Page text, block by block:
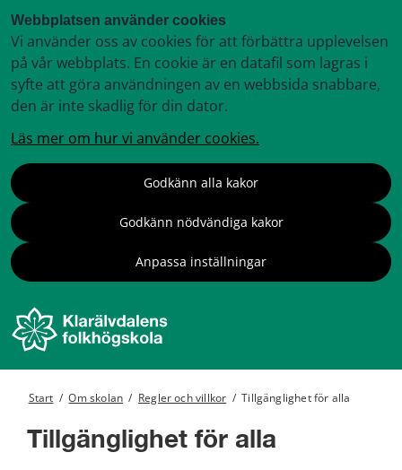
Webbplatsen använder cookies
Vi använder oss av cookies för att förbättra upplevelsen
på vår webbplats. En cookie är en datafil som lagras i
syfte att göra användningen av en webbsida snabbare,
den är inte skadlig för din dator.
Läs mer om hur vi använder cookies.
Godkänn alla kakor
Godkänn nödvändiga kakor
Anpassa inställningar
Start / Om skolan / Regler och villkor / Tillgänglighet för alla
Tillgänglighet för alla